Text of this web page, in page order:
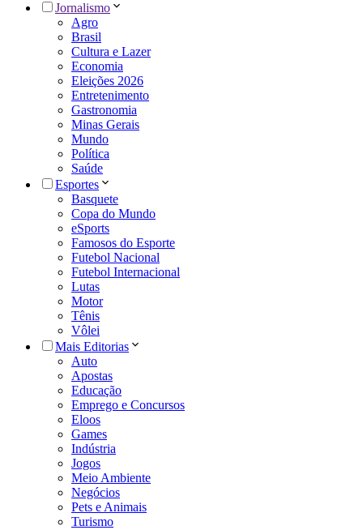
Jornalismo
Agro
Brasil
Cultura e Lazer
Economia
Eleições 2026
Entretenimento
Gastronomia
Minas Gerais
Mundo
Política
Saúde
Esportes
Basquete
Copa do Mundo
eSports
Famosos do Esporte
Futebol Nacional
Futebol Internacional
Lutas
Motor
Tênis
Vôlei
Mais Editorias
Auto
Apostas
Educação
Emprego e Concursos
Eloos
Games
Indústria
Jogos
Meio Ambiente
Negócios
Pets e Animais
Turismo